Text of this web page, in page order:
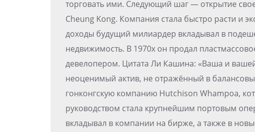
торговать ими. Следующий шаг — открытие
Cheung Kong. Компания стала быстро расти и
доходы будущий милиардер вкладывал в
недвижимость. В 1970х он продал
девелопером. Цитата Ли Кашина: «Ваша и
неоценимый актив, не отражённый в
гонконгскую компанию Hutchison Whampoa,
руководством стала крупнейшим портовым
вкладывал в компании на бирже, а также в